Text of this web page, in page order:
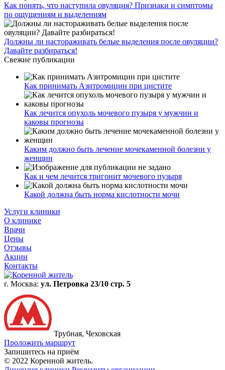
Как понять, что наступила овуляция? Признаки и симптомы
по ощущениям и выделениям
Должны ли настораживать белые выделения после овуляции?
Давайте разбираться!
Свежие публикации
Как принимать Азитромицин при цистите
Как лечится опухоль мочевого пузыря у мужчин и
каковы прогнозы
Каким должно быть лечение мочекаменной болезни у
женщин
Как и чем лечится тригонит мочевого пузыря
Какой должна быть норма кислотности мочи
Услуги клиники
О клинике
Врачи
Цены
Отзывы
Акции
Контакты
г. Москва: ул. Петровка 23/10 стр. 5
Трубная, Чеховская
Проложить маршрут
Запишитесь на приём
© 2022 Коренной житель.